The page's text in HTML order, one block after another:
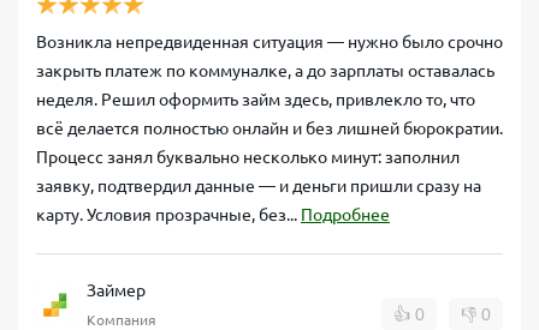
Возникла непредвиденная ситуация — нужно было срочно
закрыть платеж по коммуналке, а до зарплаты оставалась
неделя. Решил оформить займ здесь, привлекло то, что
всё делается полностью онлайн и без лишней бюрократии.
Процесс занял буквально несколько минут: заполнил
заявку, подтвердил данные — и деньги пришли сразу на
карту. Условия прозрачные, без... Подробнее
Займер
Компания 👍 0 👎 0